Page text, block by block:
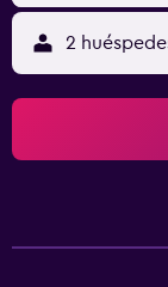
2